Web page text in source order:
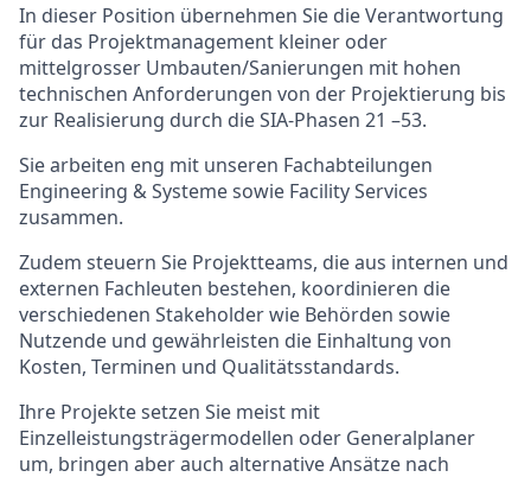
In dieser Position übernehmen Sie die Verantwortung
für das Projektmanagement kleiner oder
mittelgrosser Umbauten/Sanierungen mit hohen
technischen Anforderungen von der Projektierung bis
zur Realisierung durch die SIA-Phasen 21 –53.
Sie arbeiten eng mit unseren Fachabteilungen
Engineering & Systeme sowie Facility Services
zusammen.
Zudem steuern Sie Projektteams, die aus internen und
externen Fachleuten bestehen, koordinieren die
verschiedenen Stakeholder wie Behörden sowie
Nutzende und gewährleisten die Einhaltung von
Kosten, Terminen und Qualitätsstandards.
Ihre Projekte setzen Sie meist mit
Einzelleistungsträgermodellen oder Generalplaner
um, bringen aber auch alternative Ansätze nach